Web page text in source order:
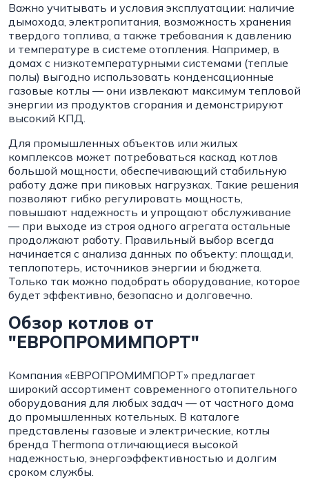
Важно учитывать и условия эксплуатации: наличие
дымохода, электропитания, возможность хранения
твердого топлива, а также требования к давлению
и температуре в системе отопления. Например, в
домах с низкотемпературными системами (теплые
полы) выгодно использовать конденсационные
газовые котлы — они извлекают максимум тепловой
энергии из продуктов сгорания и демонстрируют
высокий КПД.
Для промышленных объектов или жилых
комплексов может потребоваться каскад котлов
большой мощности, обеспечивающий стабильную
работу даже при пиковых нагрузках. Такие решения
позволяют гибко регулировать мощность,
повышают надежность и упрощают обслуживание
— при выходе из строя одного агрегата остальные
продолжают работу. Правильный выбор всегда
начинается с анализа данных по объекту: площади,
теплопотерь, источников энергии и бюджета.
Только так можно подобрать оборудование, которое
будет эффективно, безопасно и долговечно.
Обзор котлов от
"ЕВРОПРОМИМПОРТ"
Компания «ЕВРОПРОМИМПОРТ» предлагает
широкий ассортимент современного отопительного
оборудования для любых задач — от частного дома
до промышленных котельных. В каталоге
представлены газовые и электрические, котлы
бренда Thermona отличающиеся высокой
надежностью, энергоэффективностью и долгим
сроком службы.